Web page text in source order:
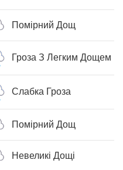
Помірний Дощ
Гроза З Легким Дощем
Слабка Гроза
Помірний Дощ
Невеликі Дощі